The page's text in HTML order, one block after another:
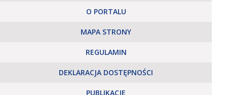
O PORTALU
MAPA STRONY
REGULAMIN
DEKLARACJA DOSTĘPNOŚCI
PUBLIKACJE